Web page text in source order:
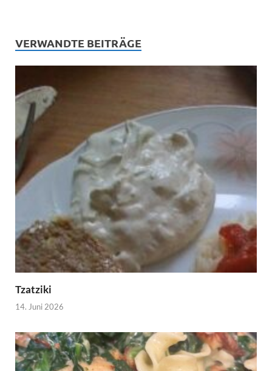
VERWANDTE BEITRÄGE
Tzatziki
14. Juni 2026